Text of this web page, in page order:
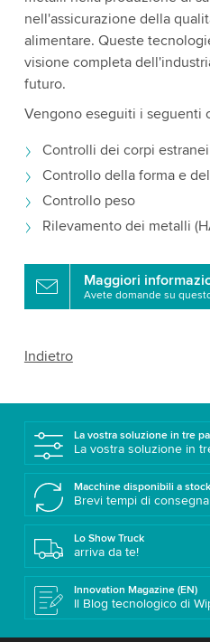
nell'assicurazione della
alimentare. Queste
visione completa
futuro.
Vengono eseguiti i seguenti
Controlli dei corpi
Controllo della forma e
Controllo peso
Rilevamento dei metalli
Maggiori
Indietro
La vostra soluzione in tre
La vostra soluzione in
Macchine disponibili a stock
Brevi tempi di
Lo Show Truck
arriva da te!
Innovation Magazine (EN)
Il Blog tecnologico di